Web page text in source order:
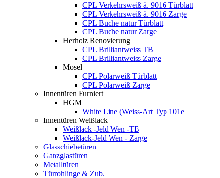
CPL Verkehrsweiß ä. 9016 Türblatt
CPL Verkehrsweiß ä. 9016 Zarge
CPL Buche natur Türblatt
CPL Buche natur Zarge
Herholz Renovierung
CPL Brilliantweiss TB
CPL Brilliantweiss Zarge
Mosel
CPL Polarweiß Türblatt
CPL Polarweiß Zarge
Innentüren Furniert
HGM
White Line (Weiss-Art Typ 101e
Innentüren Weißlack
Weißlack -Jeld Wen -TB
Weißlack-Jeld Wen - Zarge
Glasschiebetüren
Ganzglastüren
Metalltüren
Türrohlinge & Zub.